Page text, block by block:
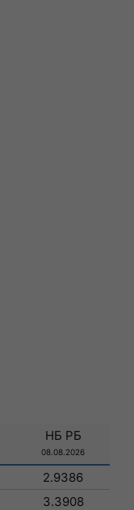
НБ РБ
08.08.2026
2.9386
3.3908